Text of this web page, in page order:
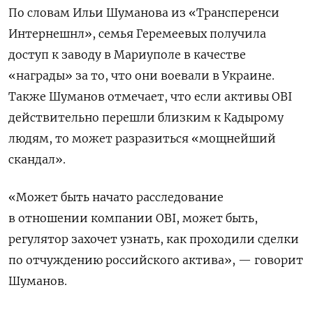
По словам Ильи Шуманова из «Трансперенси
Интернешнл», семья Геремеевых получила
доступ к заводу в Мариуполе в качестве
«награды» за то, что они воевали в Украине.
Также Шуманов отмечает, что если активы OBI
действительно перешли близким к Кадырому
людям, то может разразиться «мощнейший
скандал».
«Может быть начато расследование
в отношении компании OBI, может быть,
регулятор захочет узнать, как проходили сделки
по отчуждению российского актива», — говорит
Шуманов.